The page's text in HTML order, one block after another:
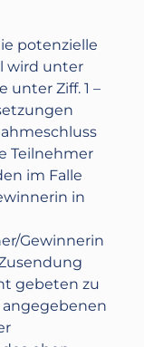
potenzielle
wird unter
unter Ziff. 1 –
Teilnehmer
im Falle
in
Gewinnerin
gebeten zu